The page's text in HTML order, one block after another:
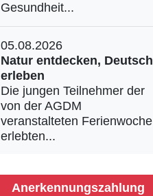
Gesundheit...
05.08.2026
Natur entdecken, Deutsch
erleben
Die jungen Teilnehmer der
von der AGDM
veranstalteten Ferienwoche
erlebten...
Anerkennungszahlung